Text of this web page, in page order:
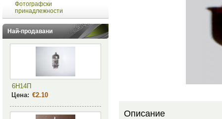
Фотографски
принадлежности
Най-продавани
6Н14П
Цена: €2.10
Описание